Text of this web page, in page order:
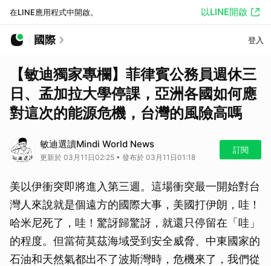
在LINE應用程式中開啟。 以LINE開啟
國際 登入
【敏迪獨家專欄】菲律賓公務員週休三
日、孟加拉大學停課，亞洲各國如何應
對這次的能源危機，台灣的風險高嗎
敏迪選讀Mindi World News
更新於 03月11日02:25 • 發布於 03月11日01:18
訂閱
美以伊衝突即將進入第三週。這場衝突最一開始對台
灣人來說就是個遠方的國際大事，美國打伊朗，哇！
哈米尼死了，哇！驚訝歸驚訝，就還只停留在「哇」
的程度。但當荷莫茲海域受到安全威脅、中東國家的
石油和天然氣都出不了波斯灣時，危機來了，我們從